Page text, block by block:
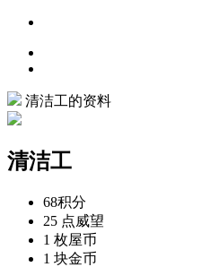
清洁工的资料
清洁工
68积分
25 点威望
1 枚屋币
1 块金币